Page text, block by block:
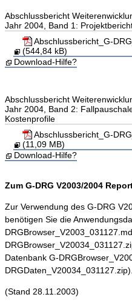
Abschlussbericht
Jahr 2004, Band 1:
Abschlussbericht_G-
(544,84 kB)
Download-Hilfe?
Abschlussbericht
Jahr 2004, Band 2:
Kostenprofile
Abschlussbericht_G-
(11,09 MB)
Download-Hilfe?
Zum G-DRG V2003/2004
Zur Verwendung des G-DRG
benötigen Sie die
Datenbank G-
DRGDaten_V20034_031127.zip).
(Stand 28.11.2003)